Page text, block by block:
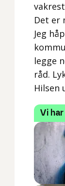
Det er
Jeg
legge
råd.
Hilsen
Vi